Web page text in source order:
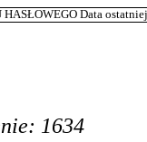
Data
1634